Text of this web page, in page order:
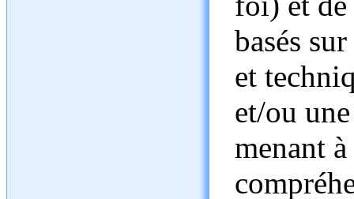
basés
et
et/ou
menant